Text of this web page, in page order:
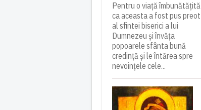
Pentru o viață îmbunătățită
ca aceasta a fost pus preot
al sfintei biserici a lui
Dumnezeu și învăța
popoarele sfânta bună
credință și le întărea spre
nevoințele cele...